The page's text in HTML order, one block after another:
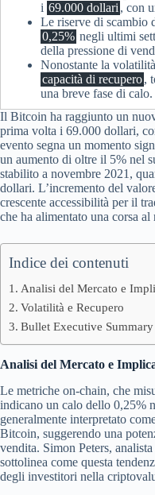
i 69.000 dollari , con
Le riserve di scambio
0,25% negli ultimi
della pressione di
Nonostante la
capacità di recupero,
una breve fase di calo.
Il Bitcoin ha raggiunto un
prima volta i 69.000 dollari,
evento segna un momento
un aumento di oltre il 5% nel
stabilito a novembre 2021,
dollari. L’incremento del
crescente accessibilità per il
che ha alimentato una corsa al
Indice dei contenuti
Analisi del Mercato e
Volatilità e Recupero
Bullet Executive Summary
Analisi del Mercato e
Le metriche on-chain, che
indicano un calo dello 0,25%
generalmente interpretato
Bitcoin, suggerendo una
vendita. Simon Peters,
sottolinea come questa
degli investitori nella